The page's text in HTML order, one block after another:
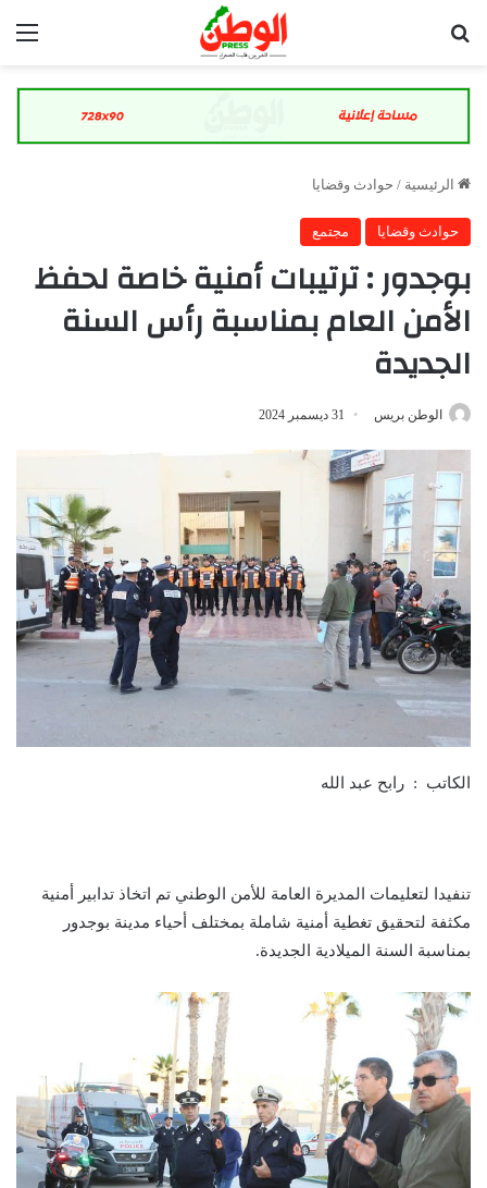
الرئيسية / حوادث وقضايا
حوادث وقضايا مجتمع
بوجدور : ترتيبات أمنية خاصة لحفظ
الأمن العام بمناسبة رأس السنة
الجديدة
الوطن بريس 31 ديسمبر 2024
الكاتب : رابح عبد الله
تنفيدا لتعليمات المديرة العامة للأمن الوطني تم اتخاذ تدابير أمنية
مكثفة لتحقيق تغطية أمنية شاملة بمختلف أحياء مدينة بوجدور
بمناسبة السنة الميلادية الجديدة.